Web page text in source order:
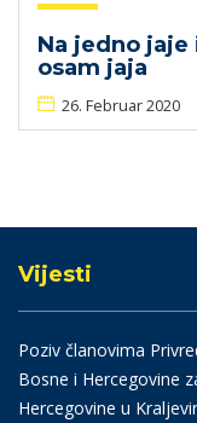
Na jedno jaje
osam jaja
26. Februar 2020
Vijesti
Poziv članovima
Bosne i Hercegovine
Hercegovine u